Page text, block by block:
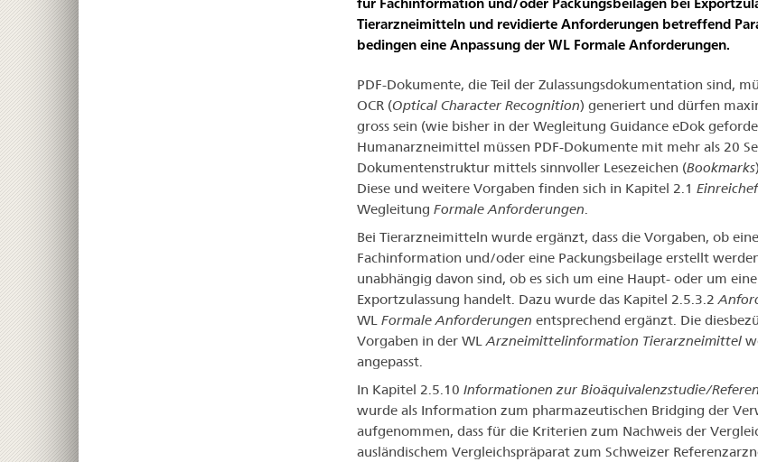
Tierarzneimitteln und revidierte Anforderungen betreffend
bedingen eine Anpassung der WL Formale Anforderungen.
PDF-Dokumente, die Teil der Zulassungsdokumentation sind,
OCR (Optical Character Recognition) generiert und dürfen
gross sein (wie bisher in der Wegleitung Guidance eDok
Humanarzneimittel müssen PDF-Dokumente mit mehr als 20
Dokumentenstruktur mittels sinnvoller Lesezeichen (Bookmarks
Diese und weitere Vorgaben finden sich in Kapitel 2.1
Wegleitung Formale Anforderungen.
Bei Tierarzneimitteln wurde ergänzt, dass die Vorgaben, ob eine
Fachinformation und/oder eine Packungsbeilage erstellt
unabhängig davon sind, ob es sich um eine Haupt- oder um eine
Exportzulassung handelt. Dazu wurde das Kapitel 2.5.3.2
WL Formale Anforderungen entsprechend ergänzt. Die
Vorgaben in der WLArzneimittelinformation Tierarzneimittel
angepasst.
In Kapitel 2.5.10 Informationen zur Bioäquivalenzstudie/
wurde als Information zum pharmazeutischen Bridging der
aufgenommen, dass für die Kriterien zum Nachweis der
ausländischem Vergleichspräparat zum Schweizer